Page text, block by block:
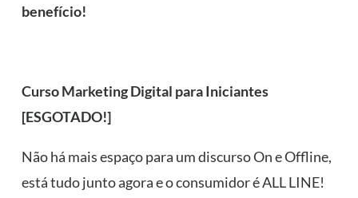
benefício!
Curso Marketing Digital para Iniciantes
[ESGOTADO!]
Não há mais espaço para um discurso On e Offline,
está tudo junto agora e o consumidor é ALL LINE!